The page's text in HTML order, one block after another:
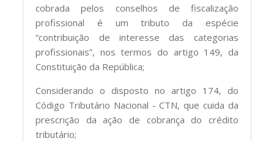
cobrada pelos conselhos de fiscalização
profissional é um tributo da espécie
“contribuição de interesse das categorias
profissionais”, nos termos do artigo 149, da
Constituição da República;
Considerando o disposto no artigo 174, do
Código Tributário Nacional - CTN, que cuida da
prescrição da ação de cobrança do crédito
tributário;